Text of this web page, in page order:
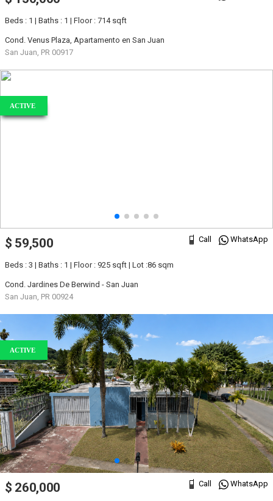
Beds : 1 | Baths : 1 | Floor : 714 sqft
Cond. Venus Plaza, Apartamento en San Juan
San Juan, PR 00917
ACTIVE
Call WhatsApp
$ 59,500
Beds : 3 | Baths : 1 | Floor : 925 sqft | Lot :86 sqm
Cond. Jardines De Berwind - San Juan
San Juan, PR 00924
ACTIVE
Call WhatsApp
$ 260,000